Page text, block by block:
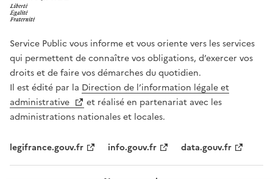
Service Public vous informe et vous oriente vers les services
qui permettent de connaître vos obligations, d’exercer vos
droits et de faire vos démarches du quotidien.
Il est édité par la Direction de l’information légale et
administrative
et réalisé en partenariat avec les
administrations nationales et locales.
legifrance.gouv.fr info.gouv.fr data.gouv.fr